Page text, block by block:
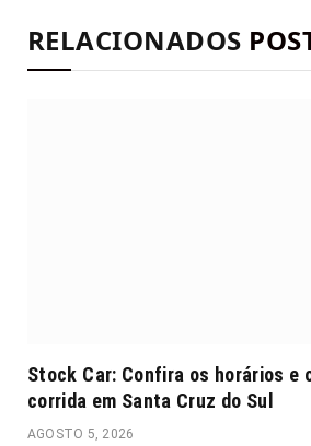
RELACIONADOS
Stock Car: Confira os horários e
corrida em Santa Cruz do Sul
AGOSTO 5, 2026